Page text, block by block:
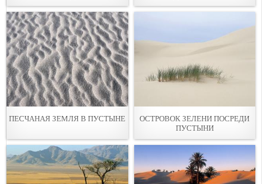
ПЕСЧАНАЯ ЗЕМЛЯ В ПУСТЫНЕ
ОСТРОВОК ЗЕЛЕНИ ПОСРЕДИ
ПУСТЫНИ